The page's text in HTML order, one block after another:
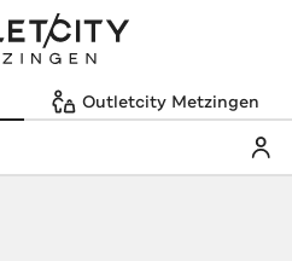
Outletcity Metzingen